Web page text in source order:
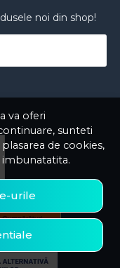
va oferi
sunteti
plasarea de cookies,
imbunatatita.
urile
noi din shop!